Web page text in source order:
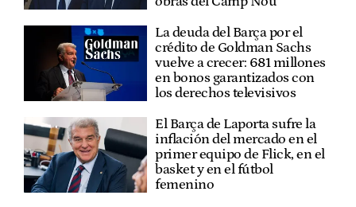
La deuda del Barça por el
crédito de Goldman Sachs
vuelve a crecer: 681 millones
en bonos garantizados con
los derechos televisivos
El Barça de Laporta sufre la
inflación del mercado en el
primer equipo de Flick, en el
basket y en el fútbol
femenino